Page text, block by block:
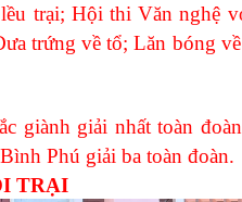
trại; Hội thi Văn nghệ
trứng về tổ; Lăn bóng
giải nhất toàn
Phú giải ba toàn đoàn.
TRẠI